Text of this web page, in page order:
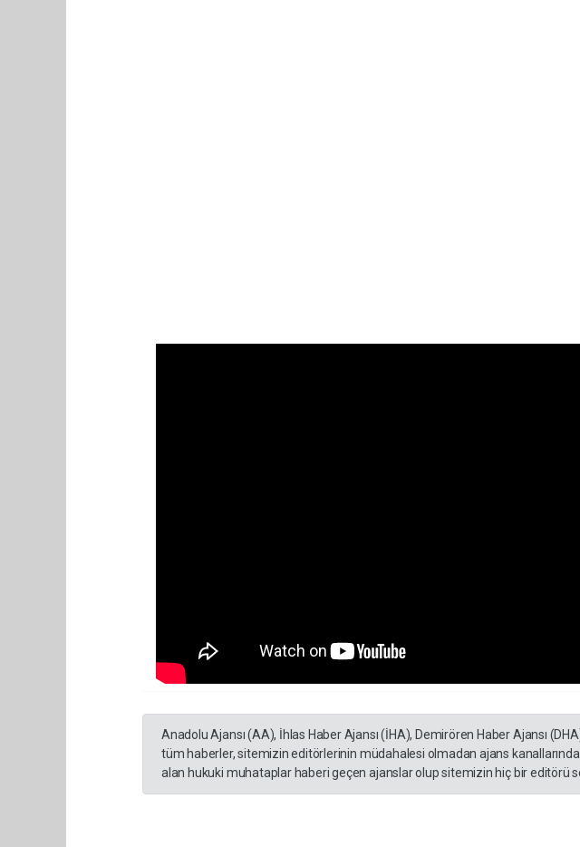
Anadolu Ajansı (AA), İhlas Haber Ajansı (İHA), Demirören Haber Ajansı
tüm haberler, sitemizin editörlerinin müdahalesi olmadan ajans
alan hukuki muhataplar haberi geçen ajanslar olup sitemizin hiç bir editörü